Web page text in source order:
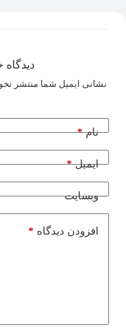
دیدگاه
نشانی ایمیل شما منتشر
نام*
ایمیل*
وبسایت
افزودن دیدگاه *